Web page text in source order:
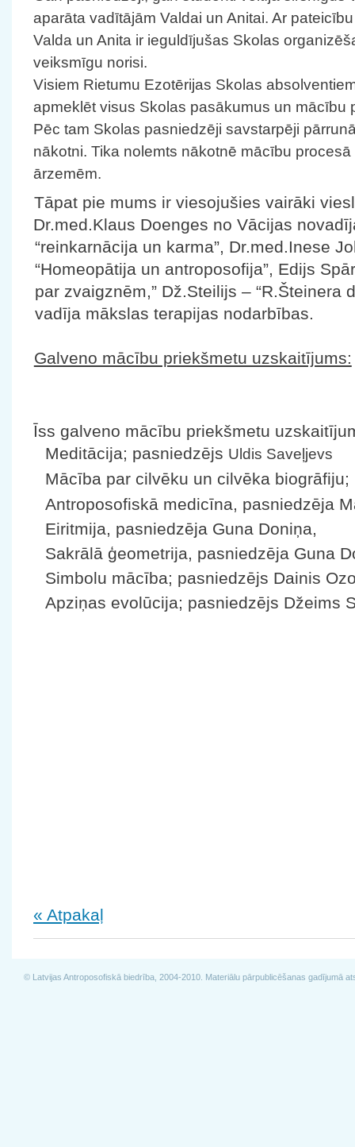
aparāta vadītājām Valdai un Anitai. Ar
Valda un Anita ir ieguldījušas Skolas
veiksmīgu norisi.
Visiem Rietumu Ezotērijas Skolas
apmeklēt visus Skolas pasākumus un mācību
Pēc tam Skolas pasniedzēji savstarpēji
nākotni. Tika nolemts nākotnē mācību
ārzemēm.
Tāpat pie mums ir viesojušies vairāki
Dr.med.Klaus Doenges no Vācijas
“reinkarnācija un karma”, Dr.med.Inese
“Homeopātija un antroposofija”, Edijs
par zvaigznēm,” Dž.Steilijs – “R.Šteinera
vadīja mākslas terapijas nodarbības.
Galveno mācību priekšmetu uzskaitījums:
Īss galveno mācību priekšmetu
Meditācija; pasniedzējs Uldis Saveļjevs
Mācība par cilvēku un cilvēka
Antroposofiskā medicīna, pasniedzēja
Eiritmija, pasniedzēja Guna Doniņa,
Sakrālā ģeometrija, pasniedzēja Guna
Simbolu mācība; pasniedzējs Dainis
Apziņas evolūcija; pasniedzējs Džeims
« Atpakaļ
© Latvijas Antroposofiskā biedrība, 2004-2010. Materiālu pārpublicēšanas gadījumā